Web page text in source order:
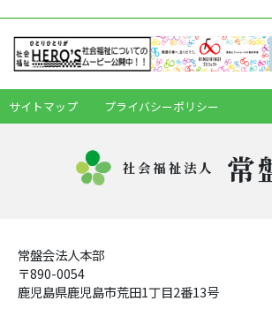
サイトマップ プライバシーポリシー
社会福祉法人 常
常盤会法人本部
〒890-0054
鹿児島県鹿児島市荒田1丁目2番13号